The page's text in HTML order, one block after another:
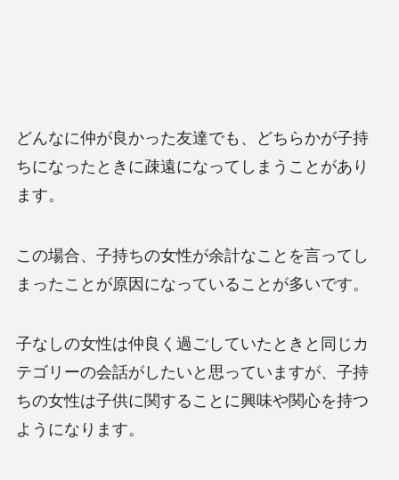
どんなに仲が良かった友達でも、どちらかが子持
ちになったときに疎遠になってしまうことがあり
ます。
この場合、子持ちの女性が余計なことを言ってし
まったことが原因になっていることが多いです。
子なしの女性は仲良く過ごしていたときと同じカ
テゴリーの会話がしたいと思っていますが、子持
ちの女性は子供に関することに興味や関心を持つ
ようになります。